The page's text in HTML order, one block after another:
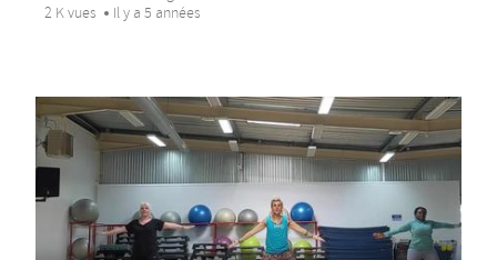
2 K vues
Il y a 5 années